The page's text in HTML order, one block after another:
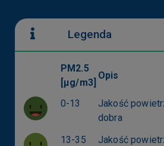
Legenda
PM2.5
[µg/m3]
Opis
0-13
Jakość
dobra
13-35
Jakość